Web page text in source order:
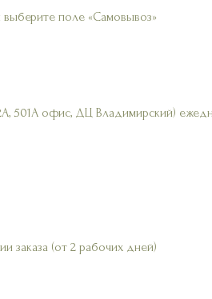
поле «Самовывоз»
501А офис, ДЦ Владимирский)
заказа (от 2 рабочих дней)